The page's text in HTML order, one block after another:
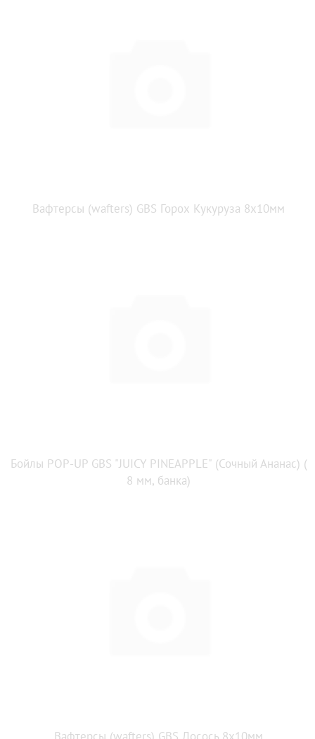
Вафтерсы (wafters) GBS Горох Кукуруза 8x10мм
Бойлы POP-UP GBS "JUICY PINEAPPLE" (Сочный Ананас) (
8 мм, банка)